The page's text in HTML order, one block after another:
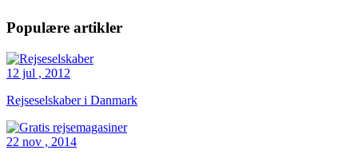
Populære artikler
12 jul , 2012
Rejseselskaber i Danmark
22 nov , 2014